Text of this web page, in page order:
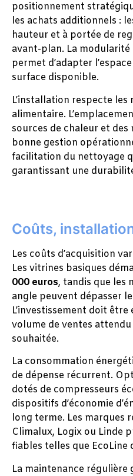
positionnement
les achats additionnels :
hauteur et à portée de
avant-plan. La modularité
permet d’adapter
surface disponible.
L’installation respecte
alimentaire.
sources de chaleur et des
bonne gestion
facilitation du nettoyage
garantissant une
Coûts,
Les coûts d’acquisition
Les vitrines basiques
000 euros, tandis que les
angle peuvent dépasser
L’investissement doit
volume de ventes
souhaitée.
La consommation
de dépense récurrent.
dotés de compresseurs
dispositifs d’économie
long terme. Les marques
Climalux, Logix ou Linde
fiables telles que EcoLine
La maintenance